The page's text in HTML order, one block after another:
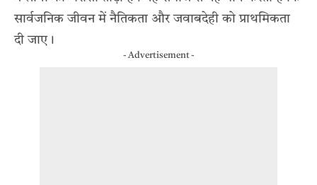
सार्वजनिक जीवन में नैतिकता और जवाबदेही को प्राथमिकता
दी जाए।
- Advertisement -